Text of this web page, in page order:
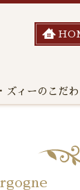
ズィーのこだわ